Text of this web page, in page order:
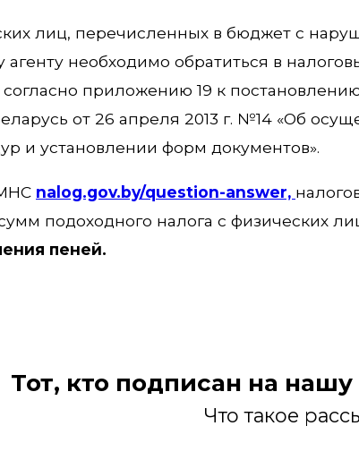
лиц, перечисленных в бюджет с
необходимо обратиться в
приложению 19 к
от 26 апреля 2013 г. №14 «Об
и установлении форм документов».
nalog.gov.by/question-answer,
подоходного налога с физических
пеней.
Тот, кто подписан на
Что такое